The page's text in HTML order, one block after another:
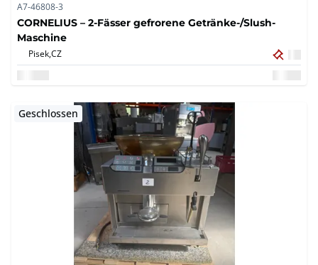
A7-46808-3
CORNELIUS – 2-Fässer gefrorene Getränke-/Slush-
Maschine
Pisek,CZ
Geschlossen